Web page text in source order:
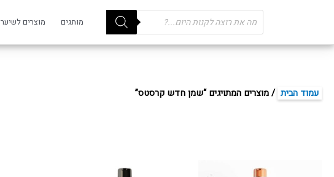
מותגים מוצרים לשיער
Products
search
עמוד הבית / מוצרים המתויגים “שמן חדש קרסטס”